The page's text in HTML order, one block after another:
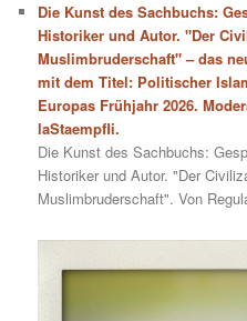
Die Kunst des Sachbuchs:
Historiker und Autor. "Der
Muslimbruderschaft" – das
mit dem Titel: Politischer
Europas Frühjahr 2026.
laStaempfli.
Die Kunst des Sachbuchs:
Historiker und Autor. "Der
Muslimbruderschaft". Von